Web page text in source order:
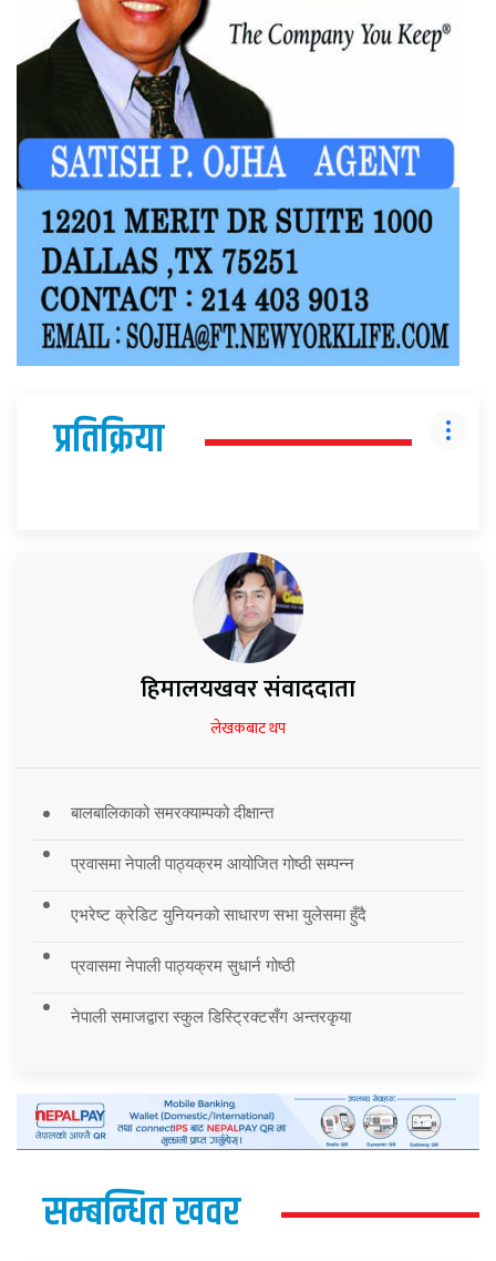
प्रतिक्रिया
हिमालयखवर संवाददाता
लेखकबाट थप
बालबालिकाको समरक्याम्पको दीक्षान्त
प्रवासमा नेपाली पाठ्यक्रम आयोजित गोष्ठी सम्पन्न
एभरेष्ट क्रेडिट युनियनको साधारण सभा युलेसमा हुँदै
प्रवासमा नेपाली पाठ्यक्रम सुधार्न गोष्ठी
नेपाली समाजद्वारा स्कुल डिस्ट्रिक्टसँग अन्तरकृया
सम्बन्धित खवर